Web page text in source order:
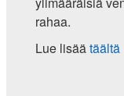
rahaa.
Lue lisäätäältä